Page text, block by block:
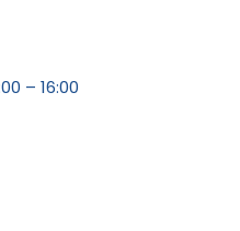
– 16:00